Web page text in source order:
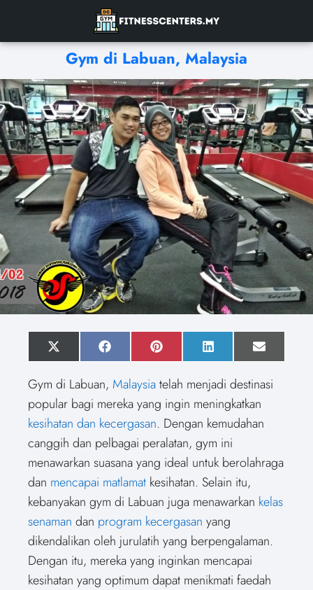
Gym di Labuan, Malaysia
S
h
r
o
n
X
(
w
t
t
e
r
)
S
h
r
o
n
F
a
e
o
o
k
S
h
r
e
o
n
P
i
t
e
e
s
t
S
h
r
e
o
n
L
i
k
e
d
I
n
S
h
r
E
m
i
Gym di Labuan, Malaysiatelah menjadi destinasi
popular bagi mereka yang ingin meningkatkan
kesihatan dan kecergasan. Dengan kemudahan
canggih dan pelbagai peralatan, gym ini
menawarkan suasana yang ideal untuk berolahraga
dan mencapai matlamat kesihatan. Selain itu,
kebanyakan gym di Labuan juga menawarkan kelas
senaman dan program kecergasan yang
dikendalikan oleh jurulatih yang berpengalaman.
Dengan itu, mereka yang inginkan mencapai
kesihatan yang optimum dapat menikmati faedah